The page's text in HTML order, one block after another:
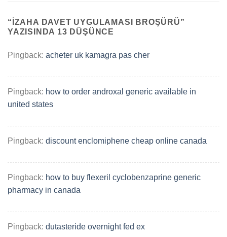
“ İZAHA DAVET UYGULAMASI BROŞÜRÜ”
YAZISINDA 13 DÜŞÜNCE
Pingback: acheter uk kamagra pas cher
Pingback: how to order androxal generic available in
united states
Pingback: discount enclomiphene cheap online canada
Pingback: how to buy flexeril cyclobenzaprine generic
pharmacy in canada
Pingback: dutasteride overnight fed ex